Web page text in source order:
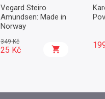
Vegard Steiro
Amundsen: Made in
Norway
349 Kč
25 Kč